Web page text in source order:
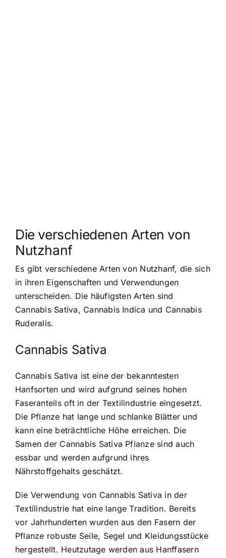
Die verschiedenen Arten von
Nutzhanf
Es gibt verschiedene Arten von Nutzhanf, die sich
in ihren Eigenschaften und Verwendungen
unterscheiden. Die häufigsten Arten sind
Cannabis Sativa, Cannabis Indica und Cannabis
Ruderalis.
Cannabis Sativa
Cannabis Sativa ist eine der bekanntesten
Hanfsorten und wird aufgrund seines hohen
Faseranteils oft in der Textilindustrie eingesetzt.
Die Pflanze hat lange und schlanke Blätter und
kann eine beträchtliche Höhe erreichen. Die
Samen der Cannabis Sativa Pflanze sind auch
essbar und werden aufgrund ihres
Nährstoffgehalts geschätzt.
Die Verwendung von Cannabis Sativa in der
Textilindustrie hat eine lange Tradition. Bereits
vor Jahrhunderten wurden aus den Fasern der
Pflanze robuste Seile, Segel und Kleidungsstücke
hergestellt. Heutzutage werden aus Hanffasern